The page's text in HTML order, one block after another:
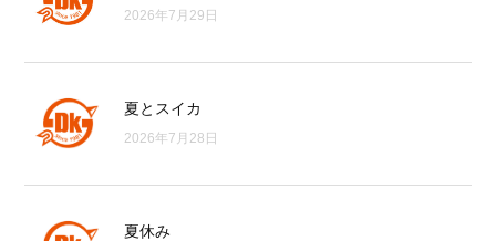
2026年7月29日
夏とスイカ
2026年7月28日
夏休み